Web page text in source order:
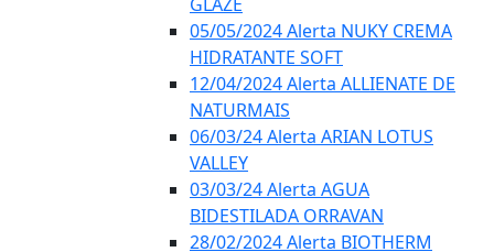
05/05/2024 Alerta NUKY CREMA
HIDRATANTE SOFT
12/04/2024 Alerta ALLIENATE DE
NATURMAIS
06/03/24 Alerta ARIAN LOTUS
VALLEY
03/03/24 Alerta AGUA
BIDESTILADA ORRAVAN
28/02/2024 Alerta BIOTHERM